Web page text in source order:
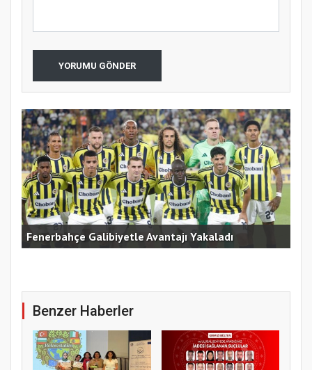
YORUMU GÖNDER
Fenerbahçe Galibiyetle Avantajı Yakaladı
Benzer Haberler